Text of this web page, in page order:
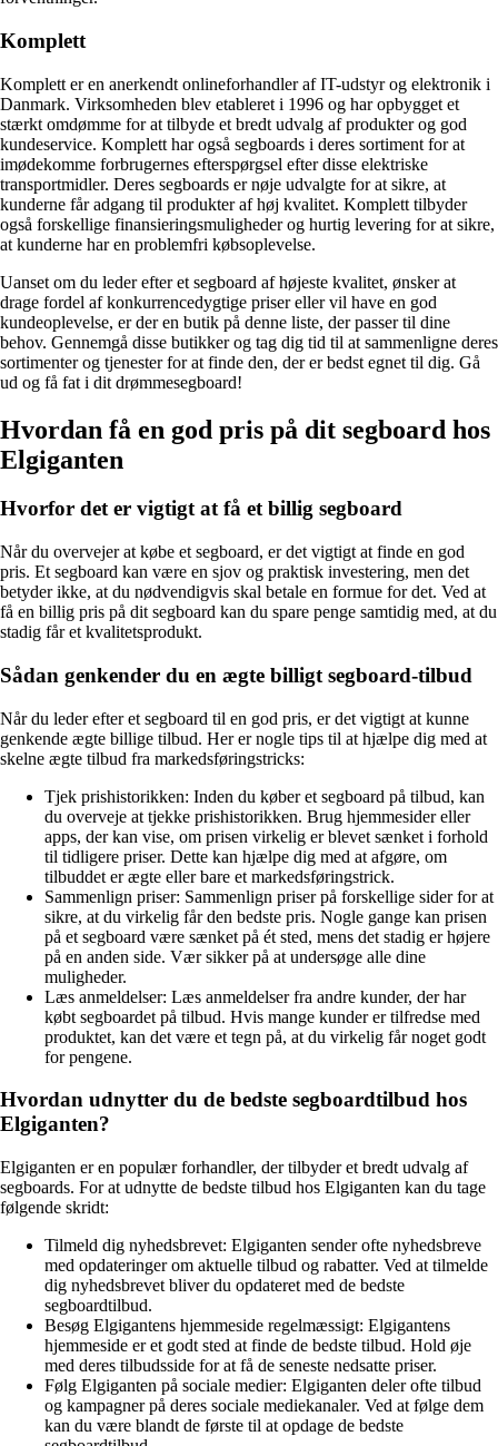
Komplett
Komplett er en anerkendt onlineforhandler af IT-udstyr og elektronik i
Danmark. Virksomheden blev etableret i 1996 og har opbygget et
stærkt omdømme for at tilbyde et bredt udvalg af produkter og god
kundeservice. Komplett har også segboards i deres sortiment for at
imødekomme forbrugernes efterspørgsel efter disse elektriske
transportmidler. Deres segboards er nøje udvalgte for at sikre, at
kunderne får adgang til produkter af høj kvalitet. Komplett tilbyder
også forskellige finansieringsmuligheder og hurtig levering for at sikre,
at kunderne har en problemfri købsoplevelse.
Uanset om du leder efter et segboard af højeste kvalitet, ønsker at
drage fordel af konkurrencedygtige priser eller vil have en god
kundeoplevelse, er der en butik på denne liste, der passer til dine
behov. Gennemgå disse butikker og tag dig tid til at sammenligne deres
sortimenter og tjenester for at finde den, der er bedst egnet til dig. Gå
ud og få fat i dit drømmesegboard!
Hvordan få en god pris på dit segboard hos
Elgiganten
Hvorfor det er vigtigt at få et billig segboard
Når du overvejer at købe et segboard, er det vigtigt at finde en god
pris. Et segboard kan være en sjov og praktisk investering, men det
betyder ikke, at du nødvendigvis skal betale en formue for det. Ved at
få en billig pris på dit segboard kan du spare penge samtidig med, at du
stadig får et kvalitetsprodukt.
Sådan genkender du en ægte billigt segboard-tilbud
Når du leder efter et segboard til en god pris, er det vigtigt at kunne
genkende ægte billige tilbud. Her er nogle tips til at hjælpe dig med at
skelne ægte tilbud fra markedsføringstricks:
Tjek prishistorikken: Inden du køber et segboard på tilbud, kan
du overveje at tjekke prishistorikken. Brug hjemmesider eller
apps, der kan vise, om prisen virkelig er blevet sænket i forhold
til tidligere priser. Dette kan hjælpe dig med at afgøre, om
tilbuddet er ægte eller bare et markedsføringstrick.
Sammenlign priser: Sammenlign priser på forskellige sider for at
sikre, at du virkelig får den bedste pris. Nogle gange kan prisen
på et segboard være sænket på ét sted, mens det stadig er højere
på en anden side. Vær sikker på at undersøge alle dine
muligheder.
Læs anmeldelser: Læs anmeldelser fra andre kunder, der har
købt segboardet på tilbud. Hvis mange kunder er tilfredse med
produktet, kan det være et tegn på, at du virkelig får noget godt
for pengene.
Hvordan udnytter du de bedste segboardtilbud hos
Elgiganten?
Elgiganten er en populær forhandler, der tilbyder et bredt udvalg af
segboards. For at udnytte de bedste tilbud hos Elgiganten kan du tage
følgende skridt:
Tilmeld dig nyhedsbrevet: Elgiganten sender ofte nyhedsbreve
med opdateringer om aktuelle tilbud og rabatter. Ved at tilmelde
dig nyhedsbrevet bliver du opdateret med de bedste
segboardtilbud.
Besøg Elgigantens hjemmeside regelmæssigt: Elgigantens
hjemmeside er et godt sted at finde de bedste tilbud. Hold øje
med deres tilbudsside for at få de seneste nedsatte priser.
Følg Elgiganten på sociale medier: Elgiganten deler ofte tilbud
og kampagner på deres sociale mediekanaler. Ved at følge dem
kan du være blandt de første til at opdage de bedste